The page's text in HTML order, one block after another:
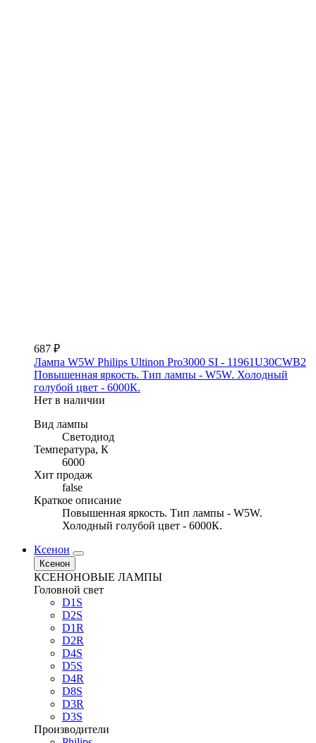
687 ₽
Лампа W5W Philips Ultinon Pro3000 SI - 11961U30CWB2
Повышенная яркость. Тип лампы - W5W. Холодный
голубой цвет - 6000К.
Нет в наличии
Вид лампы
Светодиод
Температура, К
6000
Хит продаж
false
Краткое описание
Повышенная яркость. Тип лампы - W5W.
Холодный голубой цвет - 6000К.
Ксенон
Ксенон
КСЕНОНОВЫЕ ЛАМПЫ
Головной свет
D1S
D2S
D1R
D2R
D4S
D5S
D4R
D8S
D3R
D3S
Производители